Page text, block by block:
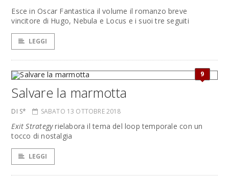
Esce in Oscar Fantastica il volume il romanzo breve
vincitore di Hugo, Nebula e Locus e i suoi tre seguiti
LEGGI
9
Salvare la marmotta
DI S* SABATO 13 OTTOBRE 2018
Exit Strategyrielabora il tema del loop temporale con un
tocco di nostalgia
LEGGI